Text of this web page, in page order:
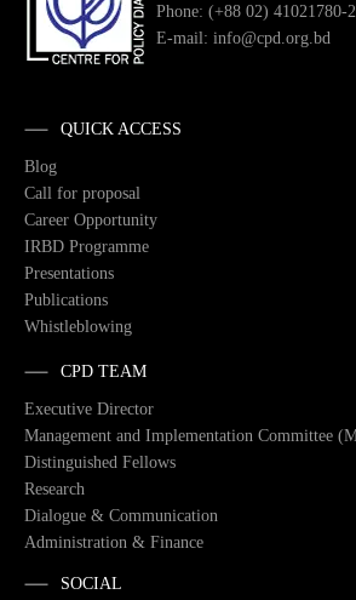
Phone: (+88 02) 41021780-2
E-mail: info@cpd.org.bd
QUICK ACCESS
Blog
Call for proposal
Career Opportunity
IRBD Programme
Presentations
Publications
Whistleblowing
CPD TEAM
Executive Director
Management and Implementation Committee
Distinguished Fellows
Research
Dialogue & Communication
Administration & Finance
SOCIAL